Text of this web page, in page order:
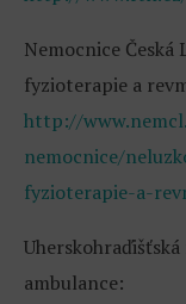
Nemocnice
fyzioterapie a
http://
nemocnice/
fyzioterapie-a-
ambulance: